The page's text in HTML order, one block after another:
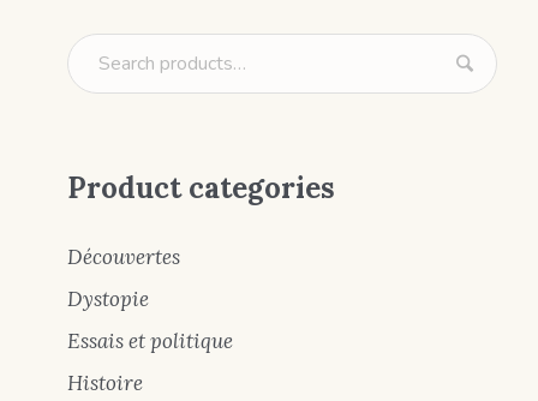
Product categories
Découvertes
Dystopie
Essais et politique
Histoire